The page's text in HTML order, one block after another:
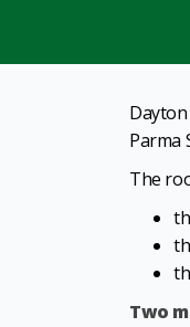
Parma
The
Two